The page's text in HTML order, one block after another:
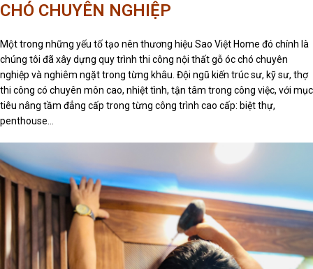
CHÓ CHUYÊN NGHIỆP
Một trong những yếu tố tạo nên thương hiệu Sao Việt Home đó chính là
chúng tôi đã xây dựng quy trình thi công nội thất gỗ óc chó chuyên
nghiệp và nghiêm ngặt trong từng khâu. Đội ngũ kiến trúc sư, kỹ sư, thợ
thi công có chuyên môn cao, nhiệt tình, tận tâm trong công việc, với mục
tiêu nâng tầm đẳng cấp trong từng công trình cao cấp: biệt thự,
penthouse…